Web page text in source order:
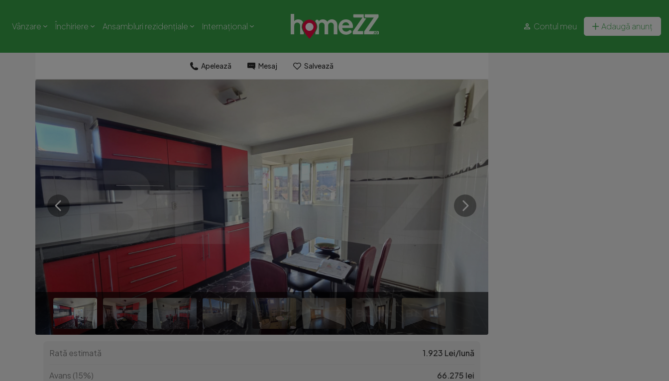
Vânzare Închiriere Ansambluri rezidențiale Internațional Contul meu Adaugă anunț
Apelează Mesaj Salvează
Rată estimată 1.923 Lei/lună
Avans (15%) 66.275 lei